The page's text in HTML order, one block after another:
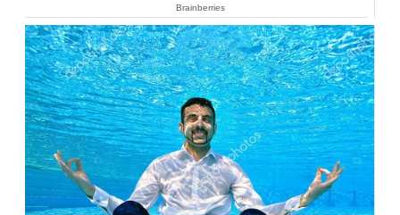
Brainberries